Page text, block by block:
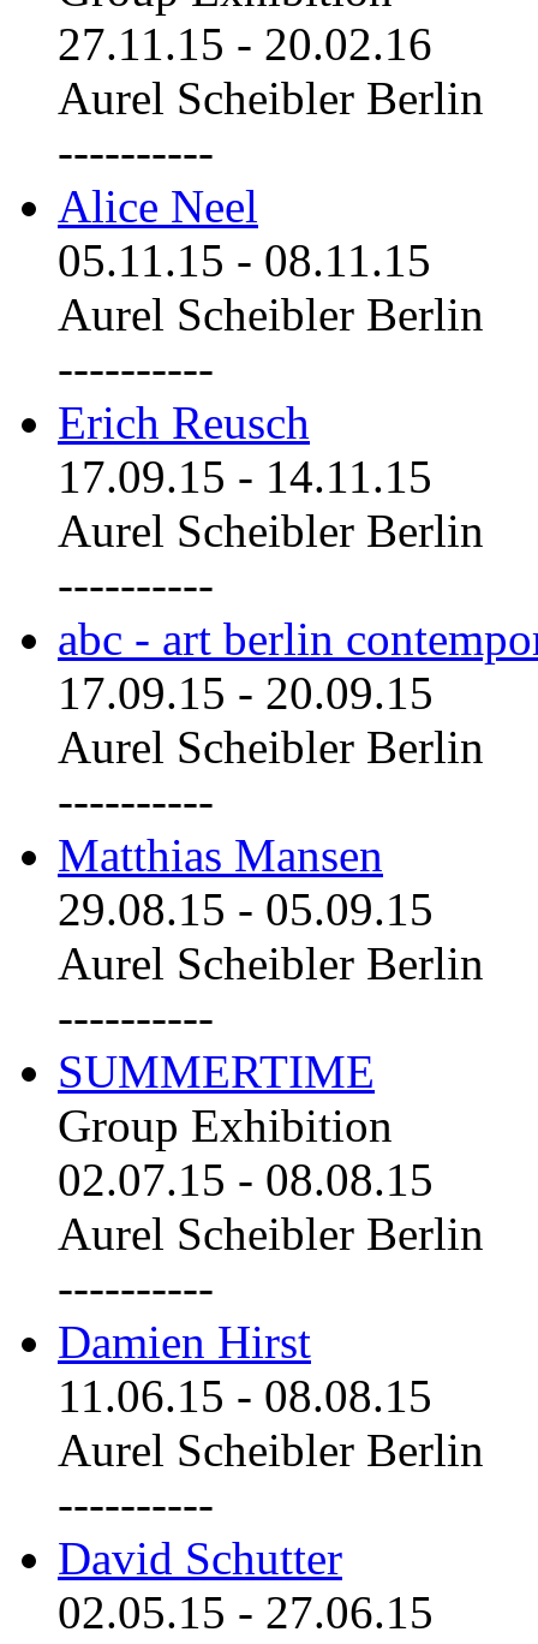
27.11.15 - 20.02.16
Aurel Scheibler Berlin
----------
Alice Neel
05.11.15 - 08.11.15
Aurel Scheibler Berlin
----------
Erich Reusch
17.09.15 - 14.11.15
Aurel Scheibler Berlin
----------
abc - art berlin
17.09.15 - 20.09.15
Aurel Scheibler Berlin
----------
Matthias Mansen
29.08.15 - 05.09.15
Aurel Scheibler Berlin
----------
SUMMERTIME
Group Exhibition
02.07.15 - 08.08.15
Aurel Scheibler Berlin
----------
Damien Hirst
11.06.15 - 08.08.15
Aurel Scheibler Berlin
----------
David Schutter
02.05.15 - 27.06.15